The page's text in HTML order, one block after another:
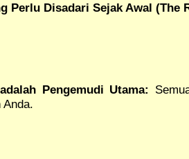
Perlu Disadari Sejak Awal (The
Pengemudi Utama:
Anda.